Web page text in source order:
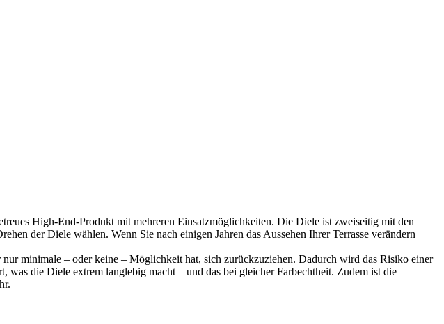
High-End-Produkt mit mehreren Einsatzmöglichkeiten. Die Diele ist zweiseitig mit den
der Diele wählen. Wenn Sie nach einigen Jahren das Aussehen Ihrer Terrasse verändern
minimale – oder keine – Möglichkeit hat, sich zurückzuziehen. Dadurch wird das Risiko einer
was die Diele extrem langlebig macht – und das bei gleicher Farbechtheit. Zudem ist die